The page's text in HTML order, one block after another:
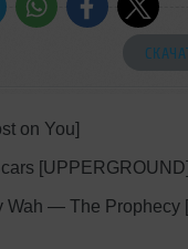
on You]
Wah — The Prophecy